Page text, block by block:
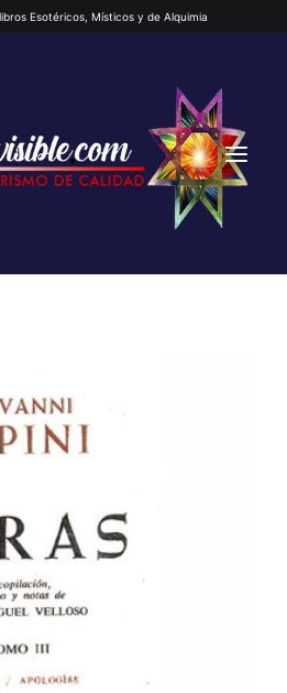
Esotéricos, Místicos y de Alquimia